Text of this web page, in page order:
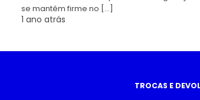
se mantém firme no […]
1 ano atrás
TROCAS E